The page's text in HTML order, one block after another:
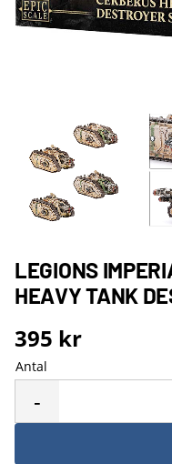
LEGIONS
HEAVY TANK
395 kr
Antal
-